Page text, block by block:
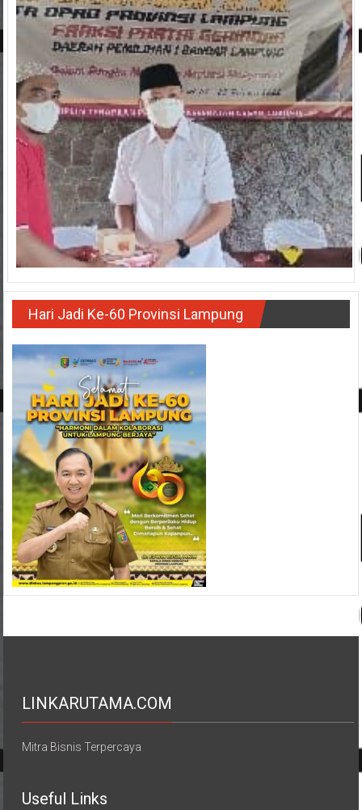
Hari Jadi Ke-60 Provinsi Lampung
LINKARUTAMA.COM
Mitra Bisnis Terpercaya
Useful Links